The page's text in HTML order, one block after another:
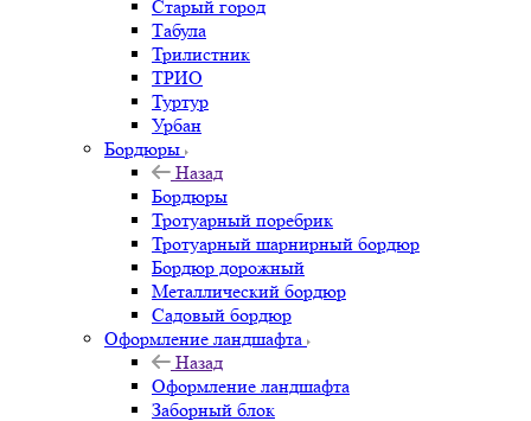
Старый город
Табула
Трилистник
ТРИО
Туртур
Урбан
Бордюры
Назад
Бордюры
Тротуарный поребрик
Тротуарный шарнирный бордюр
Бордюр дорожный
Металлический бордюр
Садовый бордюр
Оформление ландшафта
Назад
Оформление ландшафта
Заборный блок